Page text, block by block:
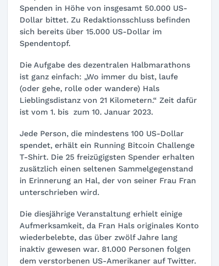
Spenden in Höhe von insgesamt 50.000 US-
Dollar bittet. Zu Redaktionsschluss befinden
sich bereits über 15.000 US-Dollar im
Spendentopf.
Die Aufgabe des dezentralen Halbmarathons
ist ganz einfach: „Wo immer du bist, laufe
(oder gehe, rolle oder wandere) Hals
Lieblingsdistanz von 21 Kilometern.“ Zeit dafür
ist vom 1. bis zum 10. Januar 2023.
Jede Person, die mindestens 100 US-Dollar
spendet, erhält ein Running Bitcoin Challenge
T-Shirt. Die 25 freizügigsten Spender erhalten
zusätzlich einen seltenen Sammelgegenstand
in Erinnerung an Hal, der von seiner Frau Fran
unterschrieben wird.
Die diesjährige Veranstaltung erhielt einige
Aufmerksamkeit, da Fran Hals originales Konto
wiederbelebte, das über zwölf Jahre lang
inaktiv gewesen war. 81.000 Personen folgen
dem verstorbenen US-Amerikaner auf Twitter.